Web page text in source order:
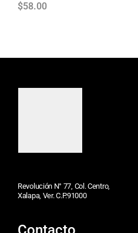
$58.00
Revolución N° 77, Col. Centro,
Xalapa, Ver. C.P.91000